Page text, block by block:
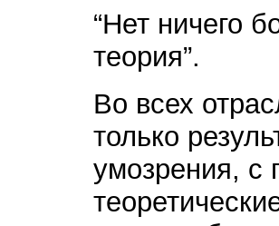
“Нет ничего
теория”.
Во всех
только
умозрения, с